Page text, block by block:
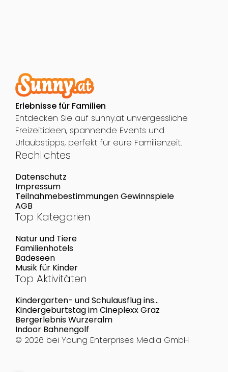
Erlebnisse für Familien
Entdecken Sie auf sunny.at unvergessliche
Freizeitideen, spannende Events und
Urlaubstipps, perfekt für eure Familienzeit.
Rechlichtes
Datenschutz
Impressum
Teilnahmebestimmungen Gewinnspiele
AGB
Top Kategorien
Natur und Tiere
Familienhotels
Badeseen
Musik für Kinder
Top Aktivitäten
Kindergarten- und Schulausflug ins
Eisenbahnmuseum Schwechat
Kindergeburtstag im Cineplexx Graz
Bergerlebnis Wurzeralm
Indoor Bahnengolf
© 2026 bei Young Enterprises Media GmbH